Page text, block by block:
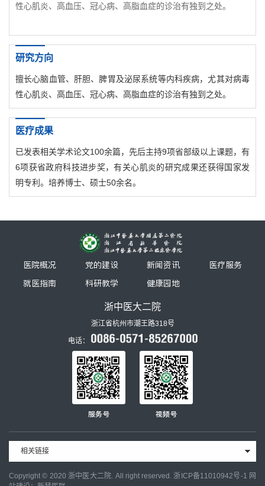
性心肌炎、高血压、冠心病、高脂血症的诊治有独到之处。
研究方向
擅长心脑血管、肝胆、脾胃及泌尿系统等内科疾病，尤其对病毒
性心肌炎、高血压、冠心病、高脂血症的诊治有独到之处。
医疗成果
已发表相关学术论文100余篇，先后主持9项省部级以上课题，有
6项获省政府科技进步奖，有关心肌炎的研究成果还获得国家发
明专利。培养博士、硕士50余名。
医院概况 党的建设 新闻资讯
医疗服务
就医指南
科研教学 健康园地
浙中医大二院
浙江省杭州市潮王路318号
电话：
服务号 视频号
相关链接
Copyright © 2020 浙中医大二院. All right reserved. 浙ICP备11010942号-1 网